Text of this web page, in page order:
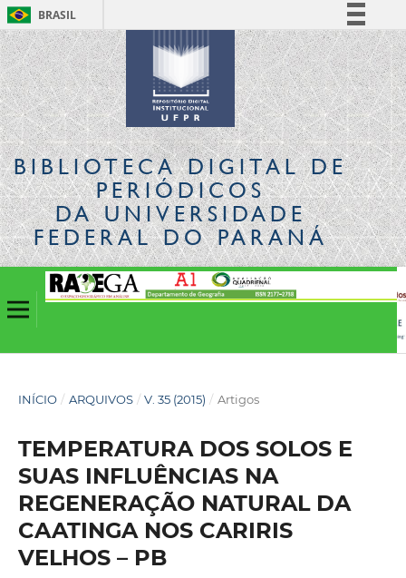
BRASIL
Simplifique!
Comunica BR
Participe
Acesso à informação
Legislação
Canais
BIBLIOTECA DIGITALDE
PERIÓDICOS
DA UNIVERSIDADE
FEDERAL DO PARANÁ
INÍCIO / ARQUIVOS / V. 35 (2015) / Artigos
TEMPERATURA DOS SOLOS E
SUAS INFLUÊNCIAS NA
REGENERAÇÃO NATURAL DA
CAATINGA NOS CARIRIS
VELHOS – PB